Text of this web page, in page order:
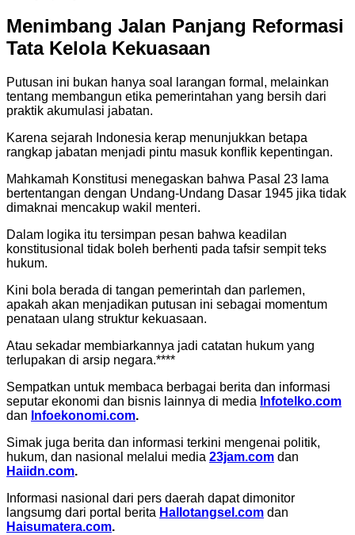
Menimbang Jalan Panjang Reformasi
Tata Kelola Kekuasaan
Putusan ini bukan hanya soal larangan formal, melainkan
tentang membangun etika pemerintahan yang bersih dari
praktik akumulasi jabatan.
Karena sejarah Indonesia kerap menunjukkan betapa
rangkap jabatan menjadi pintu masuk konflik kepentingan.
Mahkamah Konstitusi menegaskan bahwa Pasal 23 lama
bertentangan dengan Undang-Undang Dasar 1945 jika tidak
dimaknai mencakup wakil menteri.
Dalam logika itu tersimpan pesan bahwa keadilan
konstitusional tidak boleh berhenti pada tafsir sempit teks
hukum.
Kini bola berada di tangan pemerintah dan parlemen,
apakah akan menjadikan putusan ini sebagai momentum
penataan ulang struktur kekuasaan.
Atau sekadar membiarkannya jadi catatan hukum yang
terlupakan di arsip negara.****
Sempatkan untuk membaca berbagai berita dan informasi
seputar ekonomi dan bisnis lainnya di media Infotelko.com
dan Infoekonomi.com.
Simak juga berita dan informasi terkini mengenai politik,
hukum, dan nasional melalui media 23jam.com dan
Haiidn.com.
Informasi nasional dari pers daerah dapat dimonitor
langsumg dari portal berita Hallotangsel.com dan
Haisumatera.com.